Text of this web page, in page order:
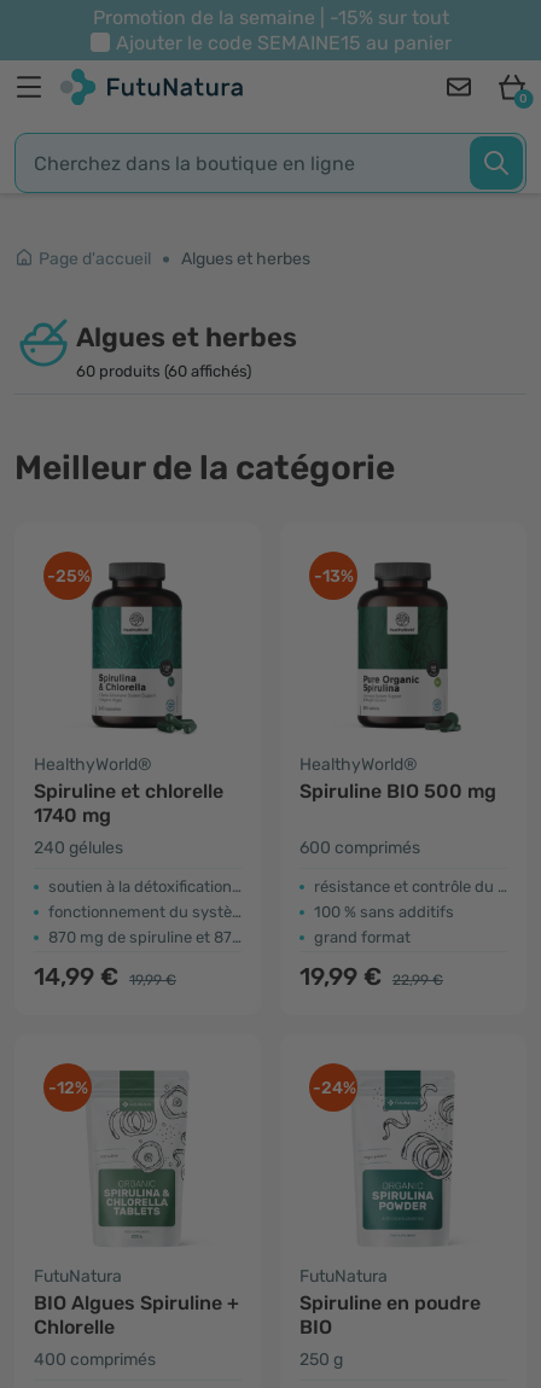
Promotion de la semaine | -15% sur tout
Ajouter le code SEMAINE15 au panier
0
Page d'accueil Algues et herbes
Algues et herbes
60 produits (60 affichés)
Meilleur de la catégorie
-25%
HealthyWorld®
Spiruline et chlorelle
1740 mg
240 gélules
soutien à la détoxification naturelle
fonctionnement du système immunitaire
870 mg de spiruline et 870 mg de chlorelle
14,99 € 19,99 €
-13%
HealthyWorld®
Spiruline BIO 500 mg
600 comprimés
résistance et contrôle du poids
100 % sans additifs
grand format
19,99 € 22,99 €
-12%
FutuNatura
BIO Algues Spiruline +
Chlorelle
400 comprimés
-24%
FutuNatura
Spiruline en poudre
BIO
250 g